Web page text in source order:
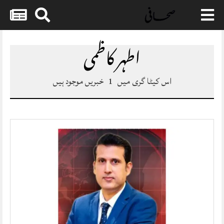
Skip
اطہر کاظمیاس کیٹا گری میں 1 خبریں موجود ہیں